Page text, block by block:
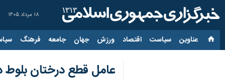
۱۸ مرداد ۱۴۰۵
عناوین‌ سیاست اقتصاد ورزش جهان جامعه فرهنگ
عامل قطع درختان